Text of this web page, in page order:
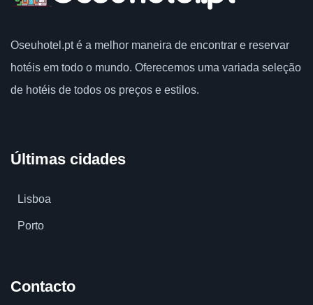
Oseuhotel.pt é a melhor maneira de encontrar e reservar
hotéis em todo o mundo. Oferecemos uma variada seleção
de hotéis de todos os preços e estilos.
Últimas cidades
Lisboa
Porto
Contacto